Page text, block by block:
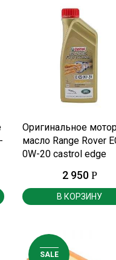
ПОДРОБНЕЕ
Оригинальное
масло Range Rover
0W-20 castrol edge
2 950 Р
В КОРЗИНУ
SALE